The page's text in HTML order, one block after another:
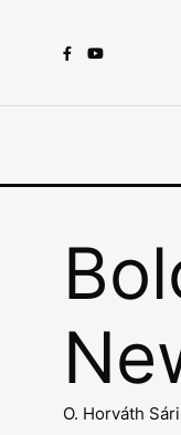
O. Horváth Sári